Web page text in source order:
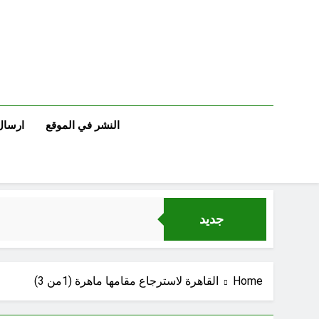
النشر في الموقع
جديد
Home القاهرة لاسترجاع مقامها ماهرة (1من 3)